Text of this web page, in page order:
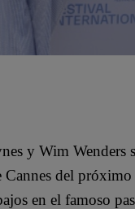
y Wim Wenders
del
en el famoso